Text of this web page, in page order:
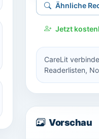
Ähnliche
Jetzt
CareLit
Readerlisten,
Vorschau